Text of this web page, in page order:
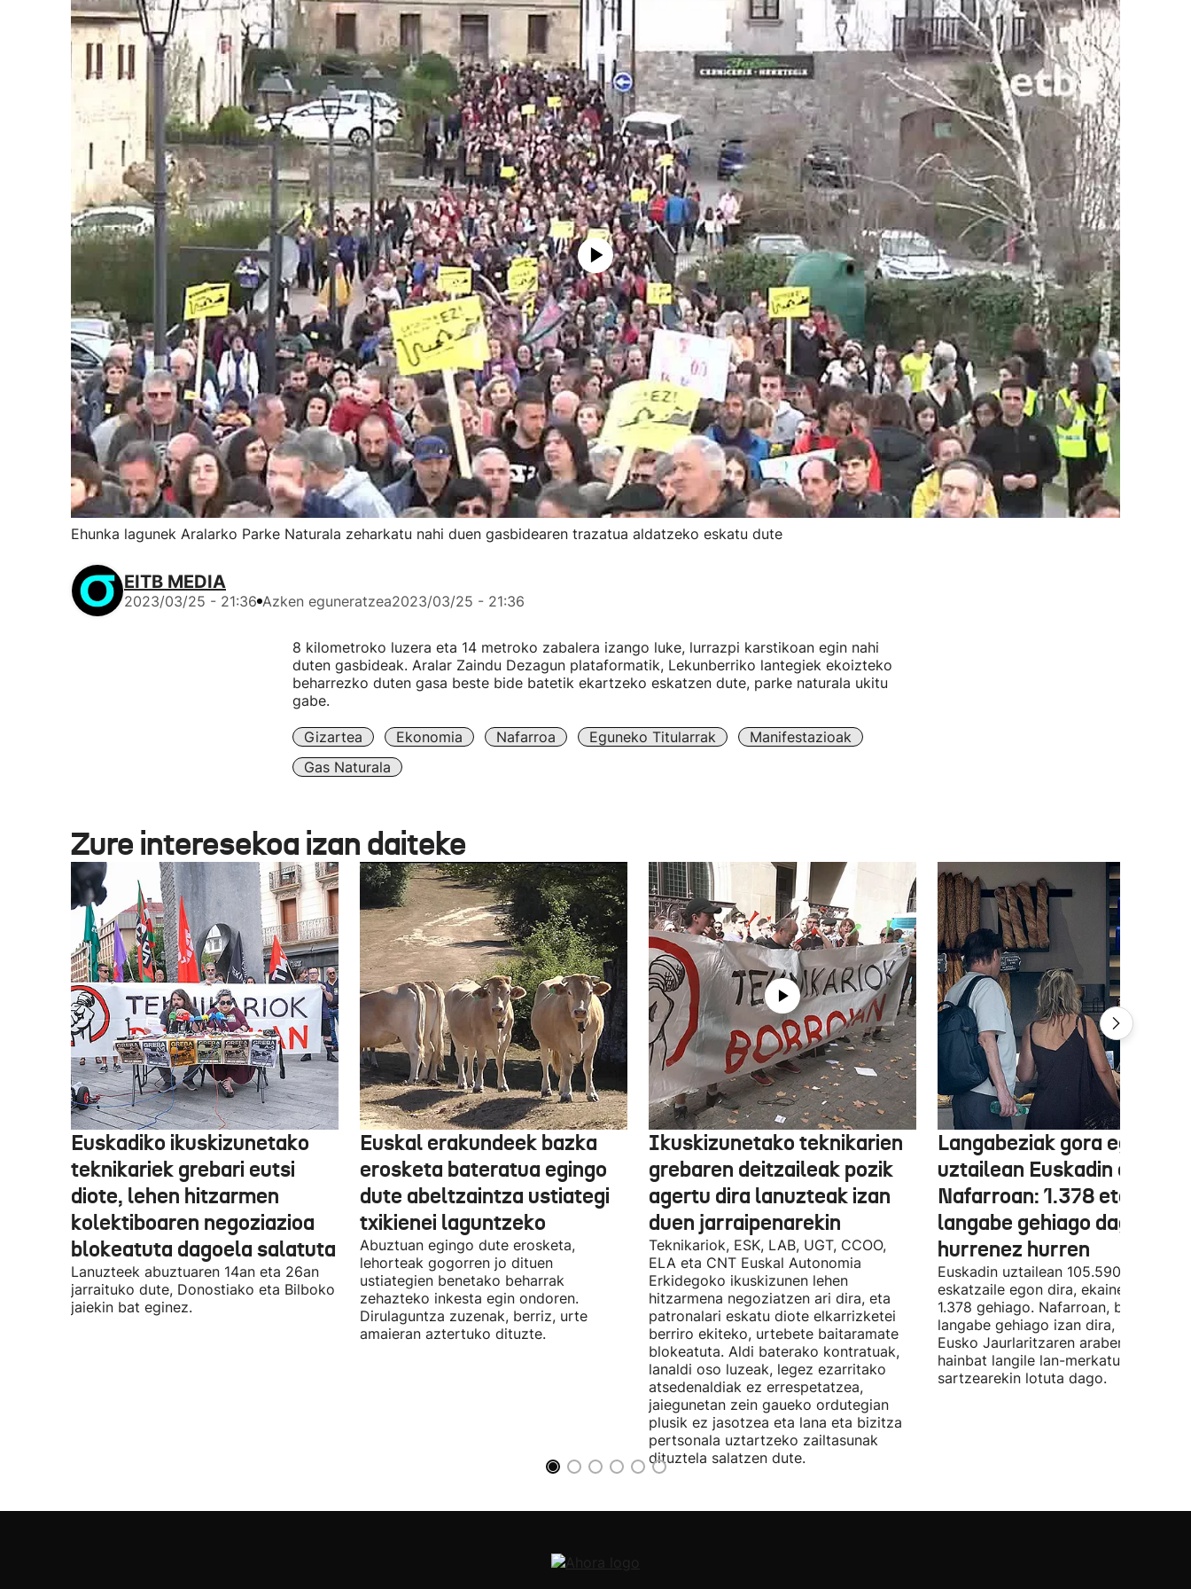
Ehunka lagunek Aralarko Parke Naturala zeharkatu nahi duen gasbidearen trazatua aldatzeko eskatu dute
EITB MEDIA
2023/03/25 - 21:36 Azken eguneratzea2023/03/25 - 21:36
8 kilometroko luzera eta 14 metroko zabalera izango luke, lurrazpi karstikoan egin nahi
duten gasbideak. Aralar Zaindu Dezagun plataformatik, Lekunberriko lantegiek ekoizteko
beharrezko duten gasa beste bide batetik ekartzeko eskatzen dute, parke naturala ukitu
gabe.
Gizartea Ekonomia Nafarroa Eguneko Titularrak
Manifestazioak
Gas Naturala
Zure interesekoa izan daiteke
Euskadiko ikuskizunetako
teknikariek grebari eutsi
diote, lehen hitzarmen
kolektiboaren negoziazioa
blokeatuta dagoela salatuta
Lanuzteek abuztuaren 14an eta 26an
jarraituko dute, Donostiako eta Bilboko
jaiekin bat eginez.
Euskal erakundeek bazka
erosketa bateratua egingo
dute abeltzaintza ustiategi
txikienei laguntzeko
Abuztuan egingo dute erosketa,
lehorteak gogorren jo dituen
ustiategien benetako beharrak
zehazteko inkesta egin ondoren.
Dirulaguntza zuzenak, berriz, urte
amaieran aztertuko dituzte.
Ikuskizunetako teknikarien
grebaren deitzaileak pozik
agertu dira lanuzteak izan
duen jarraipenarekin
Teknikariok, ESK, LAB, UGT, CCOO,
ELA eta CNT Euskal Autonomia
Erkidegoko ikuskizunen lehen
hitzarmena negoziatzen ari dira, eta
patronalari eskatu diote elkarrizketei
berriro ekiteko, urtebete baitaramate
blokeatuta. Aldi baterako kontratuak,
lanaldi oso luzeak, legez ezarritako
atsedenaldiak ez errespetatzea,
jaiegunetan zein gaueko ordutegian
plusik ez jasotzea eta lana eta bizitza
pertsonala uztartzeko zailtasunak
dituztela salatzen dute.
Langabeziak gora egin du
uztailean Euskadin eta
Nafarroan: 1.378 eta 534
langabe gehiago dago,
hurrenez hurren
Euskadin uztailean 105.590 enplegu-
eskatzaile egon dira, ekainean baino
1.378 gehiago. Nafarroan, berriz, 534
langabe gehiago izan dira, 28.843.
Eusko Jaurlaritzaren arabera, datu
hainbat langile lan-merkatuan
sartzearekin lotuta dago.